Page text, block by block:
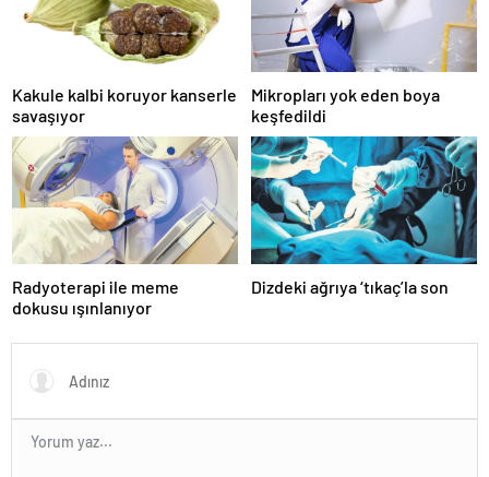
Kakule kalbi koruyor kanserle
savaşıyor
Mikropları yok eden boya
keşfedildi
Radyoterapi ile meme
dokusu ışınlanıyor
Dizdeki ağrıya ‘tıkaç’la son